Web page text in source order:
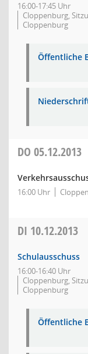
16:00-17:45 Uhr
Cloppenburg,
Cloppenburg
Öffentliche
DO 05.12.2013
16:00 Uhr
DI 10.12.2013
Schulausschuss
16:00-16:40 Uhr
Cloppenburg,
Cloppenburg
Öffentliche